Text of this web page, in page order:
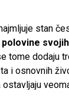
stan
tome dodaju
i osnovnih
ostavljaju